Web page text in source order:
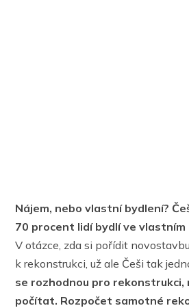
Nájem, nebo vlastní bydlení?
70 procent lidí bydlí ve vlastním
V otázce, zda si pořídit
k rekonstrukci, už ale Češi tak
se rozhodnou pro rekonstrukci,
počítat. Rozpočet samotné